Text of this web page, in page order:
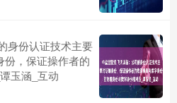
身份认证技术主要
份，保证操作者的
玉涵_互动